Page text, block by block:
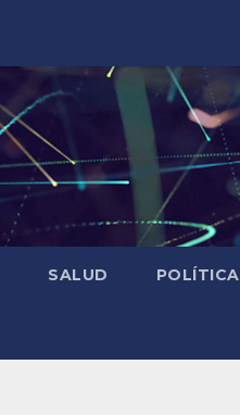
SALUD POLÍTICA